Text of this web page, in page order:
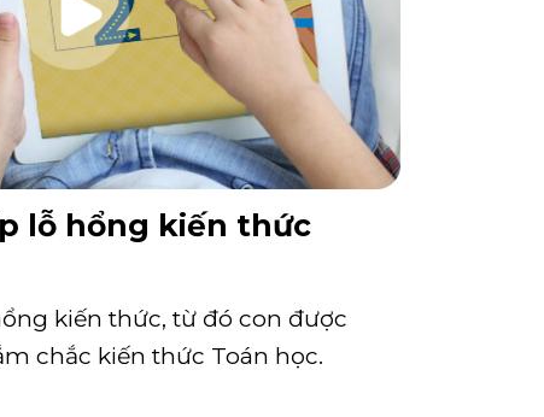
lỗ hổng kiến thức
kiến thức, từ đó con được
chắc kiến thức Toán học.